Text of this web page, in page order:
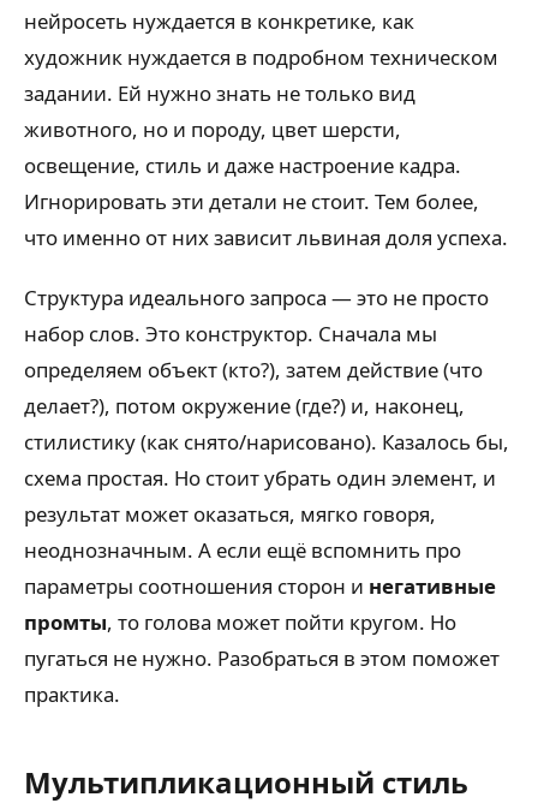
нейросеть нуждается в конкретике, как
художник нуждается в подробном техническом
задании. Ей нужно знать не только вид
животного, но и породу, цвет шерсти,
освещение, стиль и даже настроение кадра.
Игнорировать эти детали не стоит. Тем более,
что именно от них зависит львиная доля успеха.
Структура идеального запроса — это не просто
набор слов. Это конструктор. Сначала мы
определяем объект (кто?), затем действие (что
делает?), потом окружение (где?) и, наконец,
стилистику (как снято/нарисовано). Казалось бы,
схема простая. Но стоит убрать один элемент, и
результат может оказаться, мягко говоря,
неоднозначным. А если ещё вспомнить про
параметры соотношения сторон и негативные
промты, то голова может пойти кругом. Но
пугаться не нужно. Разобраться в этом поможет
практика.
Мультипликационный стиль